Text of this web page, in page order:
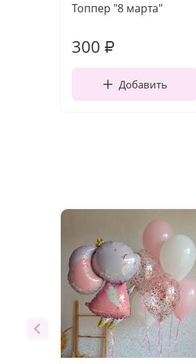
Топпер "8 марта"
300 ₽
Добавить